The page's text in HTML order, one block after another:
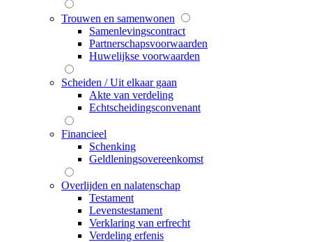
Trouwen en samenwonen
Samenlevingscontract
Partnerschapsvoorwaarden
Huwelijkse voorwaarden
Scheiden / Uit elkaar gaan
Akte van verdeling
Echtscheidingsconvenant
Financieel
Schenking
Geldleningsovereenkomst
Overlijden en nalatenschap
Testament
Levenstestament
Verklaring van erfrecht
Verdeling erfenis